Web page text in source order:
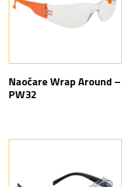
Naočare Wrap Around –
PW32